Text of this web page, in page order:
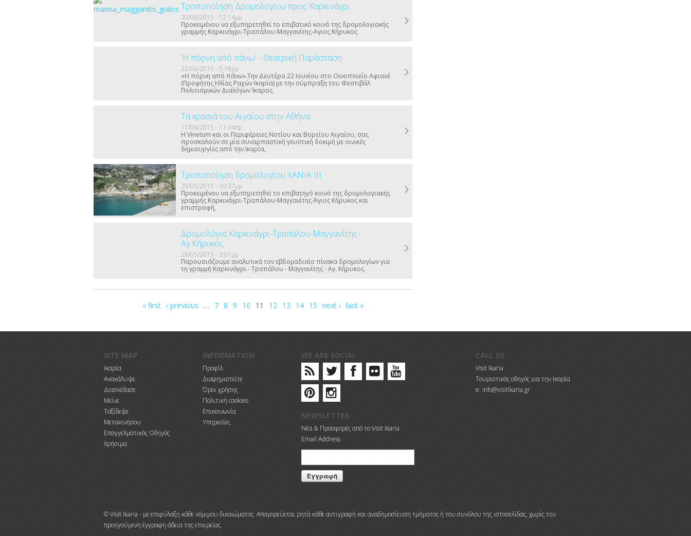
Τροποποίηση Δρομολογίου προς Καρκινάγρι
30/06/2015 - 12:14μμ
Προκειμένου να εξυπηρετηθεί το επιβατικό κοινό της δρομολογιακής
γραμμής Καρκινάγρι-Τραπάλου-Μαγγανίτης-Αγιος Κήρυκος
'Η πόρνη από πάνω' - Θεατρική Παράσταση
22/06/2015 - 5:18μμ
«Η πόρνη από πάνω».Την Δευτέρα 22 Ιουνίου στο Οινοποιείο Αφιανέ
(Προφήτης Ηλίας Ραχών Ικαρία) με την σύμπραξη του Φεστιβάλ
Πολιτισμικών Διαλόγων Ίκαρος.
Τα κρασιά του Αιγαίου στην Αθήνα
17/06/2015 - 11:34πμ
Η Vinetum και οι Περιφέρειες Νοτίου και Βορείου Αιγαίου, σας
προσκαλούν σε μία συναρπαστική γευστική δοκιμή με οινικές
δημιουργίες από την Ικαρία,
Τροποποίηση δρομολογίου ΧΑΝΙΑ ΙΙΙ
29/05/2015 - 10:37μμ
Προκειμένου να εξυπηρετηθεί το επιβατηγό κοινό της δρομολογιακής
γραμμής Καρκινάγρι-Τραπάλου-Μαγγανίτης-Άγιος Κήρυκος και
επιστροφή,
Δρομολόγια Καρκινάγρι-Τραπάλου-Μαγγανίτης-
Αγ.Κήρυκος
26/05/2015 - 3:01μμ
Παρουσιάζουμε αναλυτικά τον εβδομαδιαίο πίνακα δρομολογίων για
τη γραμμή Καρκινάγρι - Τραπάλου - Μαγγανίτης - Αγ. Κήρυκος.
« first ‹ previous … 7 8 9 10 11 12 13 14 15 next › last »
SITE MAP
Ικαρία
Ανακάλυψε
Διασκέδασε
Μείνε
Ταξίδεψε
Μετακινήσου
Επαγγελματικός Οδηγός
Χρήσιμα
INFORMATION
Προφίλ
Διαφημιστείτε
Όροι χρήσης
Πολιτική cookies
Επικοινωνία
Υπηρεσίες
WE ARE SOCIAL
NEWSLETTER
Νέα & Προσφορές από το Visit Ikaria
Email Address
CALL US
Visit Ikaria
Τουριστικός οδηγός για την Ικαρία
e: info@visitikaria.gr
© Visit Ikaria - με επιφύλαξη κάθε νόμιμου δικαιώματος. Απαγορεύεται ρητά κάθε αντιγραφή και αναδημοσίευση τμήματος ή του συνόλου της ιστοσελίδας, χωρίς την
προηγούμενη έγγραφη άδεια της εταιρείας.